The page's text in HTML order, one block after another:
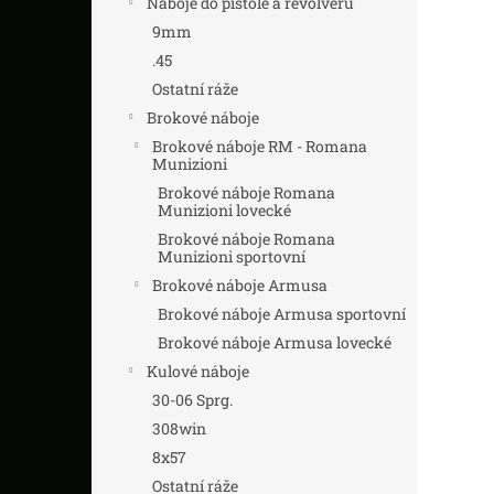
9mm
.45
Ostatní ráže
Brokové náboje
Brokové náboje RM - Romana
Munizioni
Brokové náboje Romana
Munizioni lovecké
Brokové náboje Romana
Munizioni sportovní
Brokové náboje Armusa
Brokové náboje Armusa sportovní
Brokové náboje Armusa lovecké
Kulové náboje
30-06 Sprg.
308win
8x57
Ostatní ráže